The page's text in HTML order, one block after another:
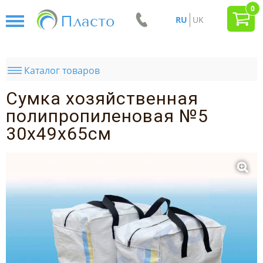
Пласто RU UK
0
Каталог товаров
Сумка хозяйственная
полипропиленовая №5
30x49x65см